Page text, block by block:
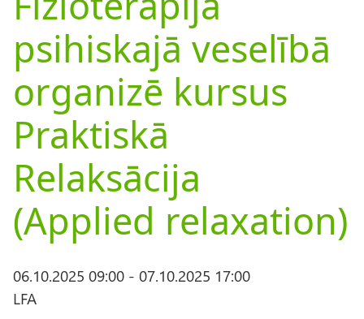
psihiskajā veselībā
organizē kursus
Praktiskā
Relaksācija
(Applied relaxation)
06.10.2025 09:00 - 07.10.2025 17:00
LFA